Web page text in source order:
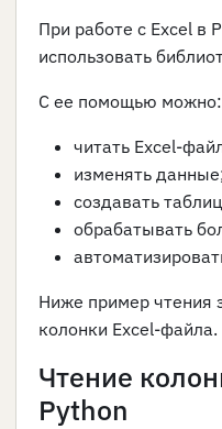
При работе с Excel в
использовать
С ее помощью можно:
читать Excel-
изменять
создавать
обрабатывать
Ниже пример чтения
колонки Excel-файла.
Чтение
Python